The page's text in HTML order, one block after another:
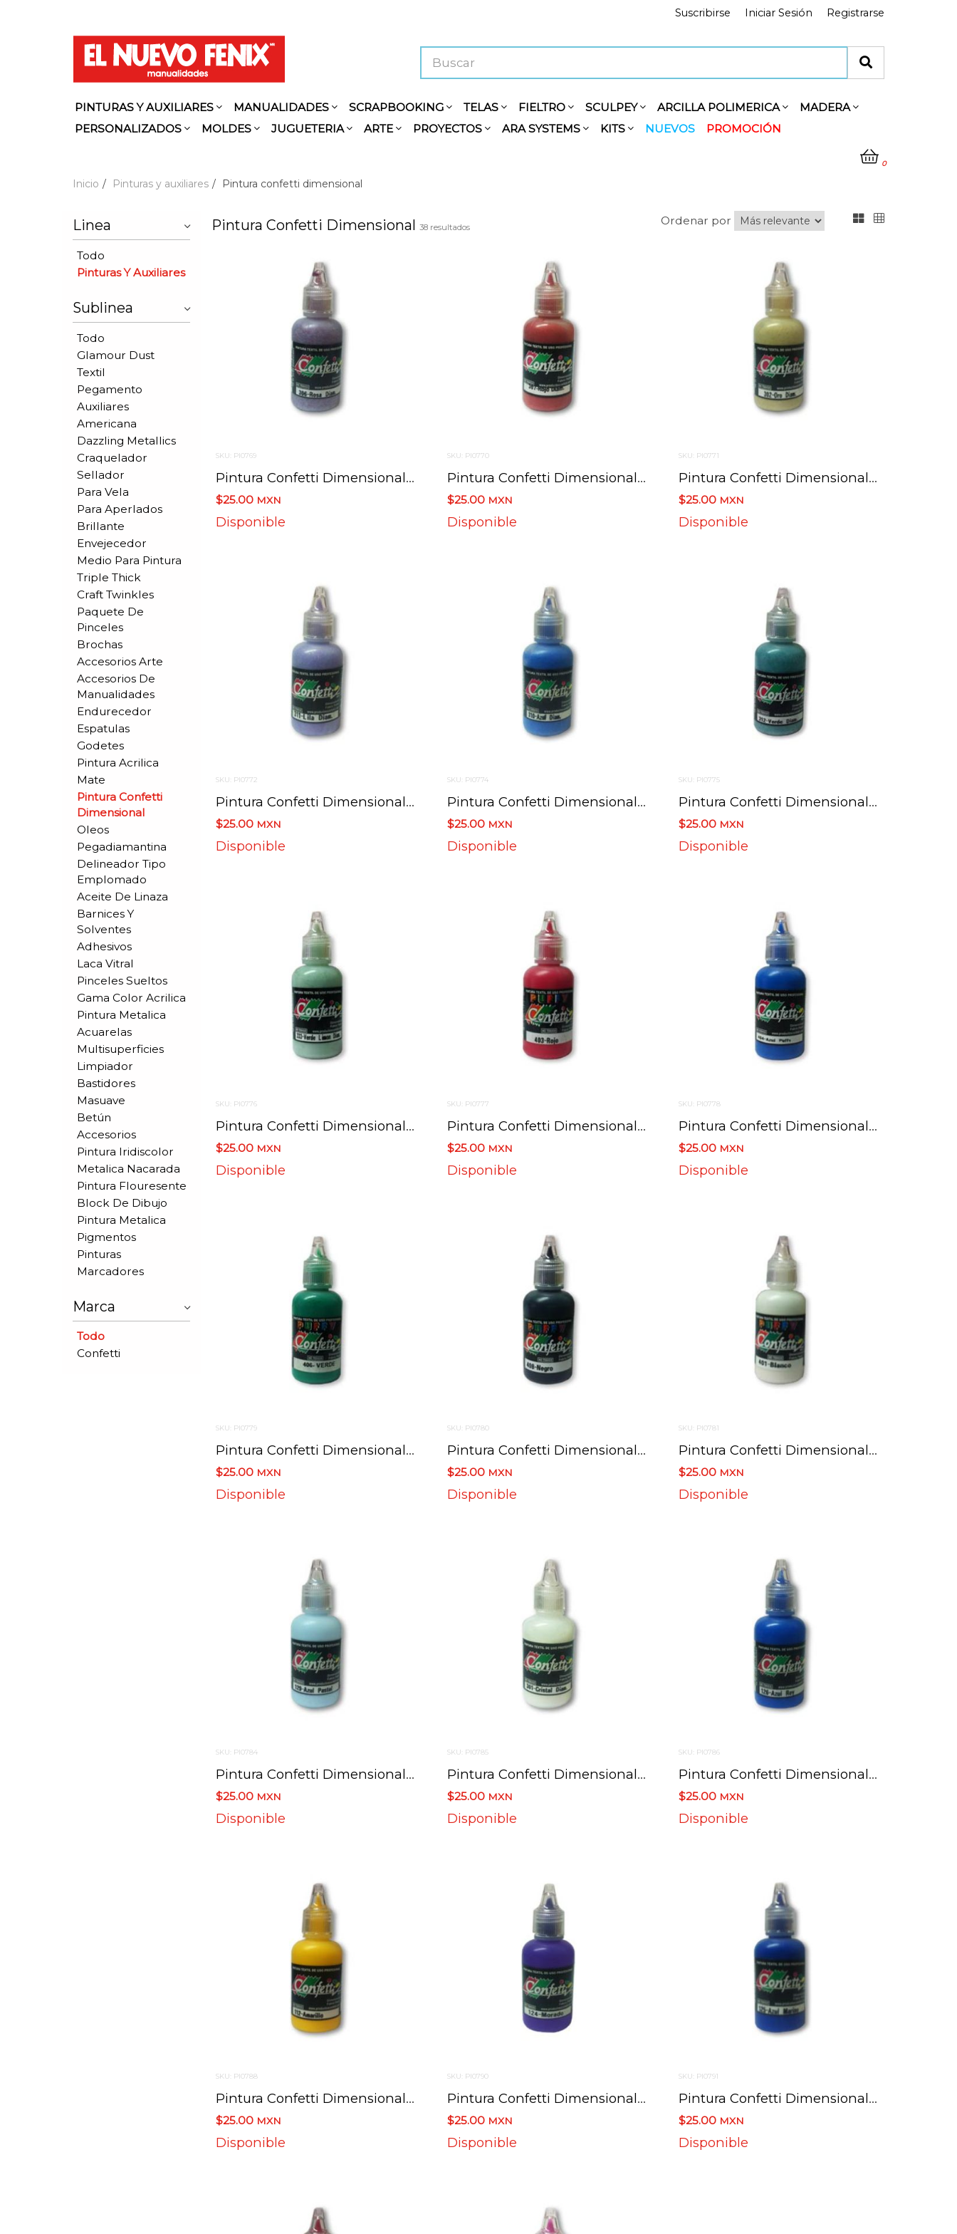
Registrarse
Iniciar Sesión
Suscribirse
PINTURAS Y AUXILIARES MANUALIDADES SCRAPBOOKING TELAS FIELTRO SCULPEY ARCILLA POLIMERICA
MADERA
PERSONALIZADOS
MOLDES JUGUETERIA ARTE PROYECTOS ARA SYSTEMS KITS NUEVOS PROMOCIÓN
0
Inicio Pinturas y auxiliares Pintura confetti dimensional
Linea
Todo
Pinturas Y Auxiliares
Sublinea
Todo
Glamour Dust
Textil
Pegamento
Auxiliares
Americana
Dazzling Metallics
Craquelador
Sellador
Para Vela
Para Aperlados
Brillante
Envejecedor
Medio Para Pintura
Triple Thick
Craft Twinkles
Paquete De
Pinceles
Brochas
Accesorios Arte
Accesorios De
Manualidades
Endurecedor
Espatulas
Godetes
Pintura Acrilica
Mate
Pintura Confetti
Dimensional
Oleos
Pegadiamantina
Delineador Tipo
Emplomado
Aceite De Linaza
Barnices Y
Solventes
Adhesivos
Laca Vitral
Pinceles Sueltos
Gama Color Acrilica
Pintura Metalica
Acuarelas
Multisuperficies
Limpiador
Bastidores
Masuave
Betún
Accesorios
Pintura Iridiscolor
Metalica Nacarada
Pintura Flouresente
Block De Dibujo
Pintura Metalica
Pigmentos
Pinturas
Marcadores
Marca
Todo
Confetti
Pintura Confetti Dimensional 38 resultados Ordenar por
SKU: PI0769
Pintura Confetti Dimensional 306 Rosa Diamantada 30 Ml.
$25.00 MXN
Disponible
SKU: PI0770
Pintura Confetti Dimensional 307 Rojo Diamantada 30 Ml.
$25.00 MXN
Disponible
SKU: PI0771
Pintura Confetti Dimensional 302 Oro Diamantada 30 Ml.
$25.00 MXN
Disponible
SKU: PI0772
Pintura Confetti Dimensional 311 Lila Diamantada 30 Ml.
$25.00 MXN
Disponible
SKU: PI0774
Pintura Confetti Dimensional 310 Azul Diamantada 30 Ml.
$25.00 MXN
Disponible
SKU: PI0775
Pintura Confetti Dimensional 312 Verde Diamantada 30 Ml.
$25.00 MXN
Disponible
SKU: PI0776
Pintura Confetti Dimensional 333 Verde Lim Diamantada 30 Ml.
$25.00 MXN
Disponible
SKU: PI0777
Pintura Confetti Dimensional 403 Rojo Puffy 30 Ml.
$25.00 MXN
Disponible
SKU: PI0778
Pintura Confetti Dimensional 426 Azul 30 Ml.
$25.00 MXN
Disponible
SKU: PI0779
Pintura Confetti Dimensional 406 Verde Puffy 30 Ml.
$25.00 MXN
Disponible
SKU: PI0780
Pintura Confetti Dimensional 408 Negro Puffy 30 Ml.
$25.00 MXN
Disponible
SKU: PI0781
Pintura Confetti Dimensional 401 Blanco Puffy 30 Ml.
$25.00 MXN
Disponible
SKU: PI0784
Pintura Confetti Dimensional 129 Azul Pastel 30 Ml.
$25.00 MXN
Disponible
SKU: PI0785
Pintura Confetti Dimensional 301 Cristal Diamantado 30 Ml.
$25.00 MXN
Disponible
SKU: PI0786
Pintura Confetti Dimensional 126 Azul Rey 30 Ml.
$25.00 MXN
Disponible
SKU: PI0788
Pintura Confetti Dimensional 112 Amarillo 30 Ml.
$25.00 MXN
Disponible
SKU: PI0790
Pintura Confetti Dimensional 124 Morado 30 Ml.
$25.00 MXN
Disponible
SKU: PI0791
Pintura Confetti Dimensional 125 Azul Marino 30 Ml.
$25.00 MXN
Disponible